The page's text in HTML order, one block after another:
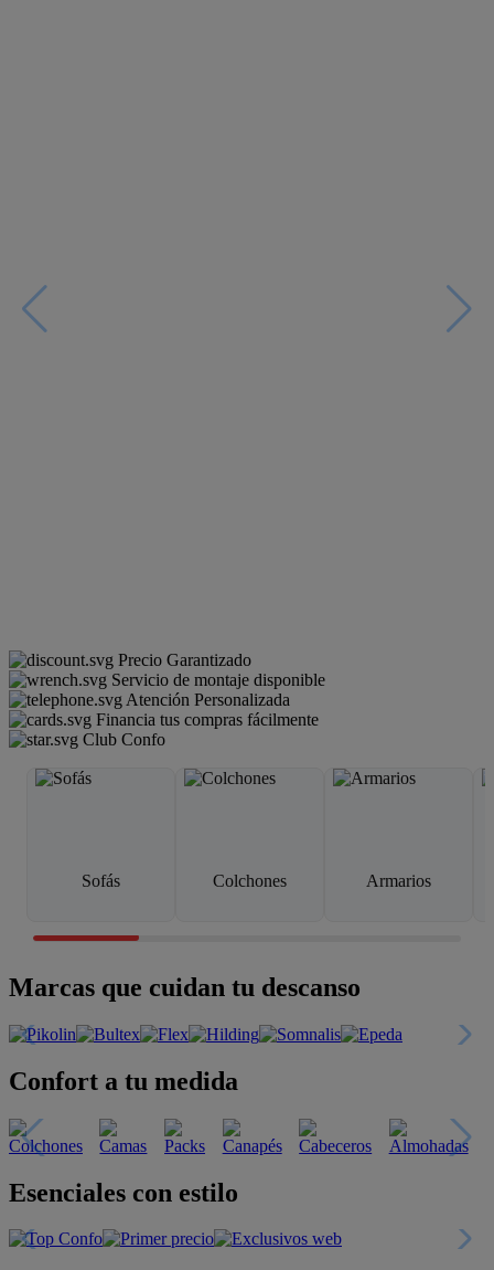
Precio Garantizado
Servicio de montaje disponible
Atención Personalizada
Financia tus compras fácilmente
Club Confo
Sofás Colchones Armarios
Marcas que cuidan tu descanso
Confort a tu medida
Esenciales con estilo